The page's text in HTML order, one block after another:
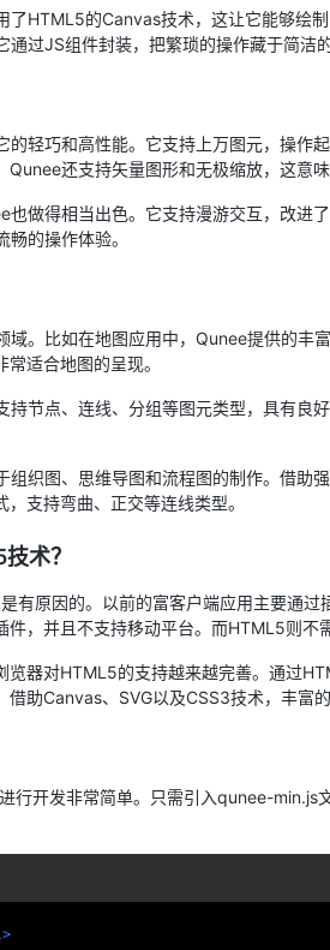
了HTML5的Canvas技术，这让它能够绘
通过JS组件封装，把繁琐的操作藏于简洁
的轻巧和高性能。它支持上万图元，操作
Qunee还支持矢量图形和无极缩放，这意
也做得相当出色。它支持漫游交互，改进
的操作体验。
域。比如在地图应用中，Qunee提供的丰
适合地图的呈现。
持节点、连线、分组等图元类型，具有良
组织图、思维导图和流程图的制作。借助
支持弯曲、正交等连线类型。
术？
有原因的。以前的富客户端应用主要通
件，并且不支持移动平台。而HTML5则不
览器对HTML5的支持越来越完善。通过
助Canvas、SVG以及CSS3技术，丰富
行开发非常简单。只需引入qunee-min.js
>